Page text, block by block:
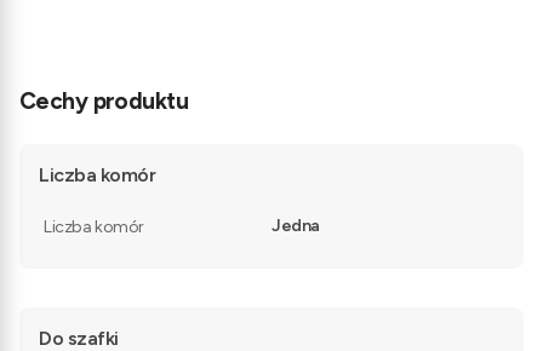
Cechy produktu
Liczba komór
Liczba komór Jedna
Do szafki